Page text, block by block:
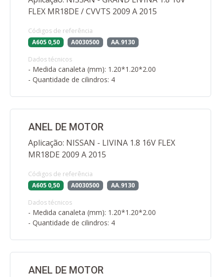
FLEX MR18DE / CVVTS 2009 A 2015
Códigos de referência
A605 0,50
A0030500 AA.9130
Dados técnicos
- Medida canaleta (mm): 1.20*1.20*2.00
- Quantidade de cilindros: 4
ANEL DE MOTOR
Aplicação: NISSAN - LIVINA 1.8 16V FLEX
MR18DE 2009 A 2015
Códigos de referência
A605 0,50
A0030500 AA.9130
Dados técnicos
- Medida canaleta (mm): 1.20*1.20*2.00
- Quantidade de cilindros: 4
ANEL DE MOTOR